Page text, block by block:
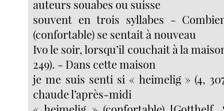
auteurs souabes ou suisse
souvent en trois syllabes -
(confortable) se sentait à nouveau
Ivo le soir, lorsqu’il couchait à la
249). - Dans cette maison
je me suis senti si « heimelig » (4,
chaude l’après-midi